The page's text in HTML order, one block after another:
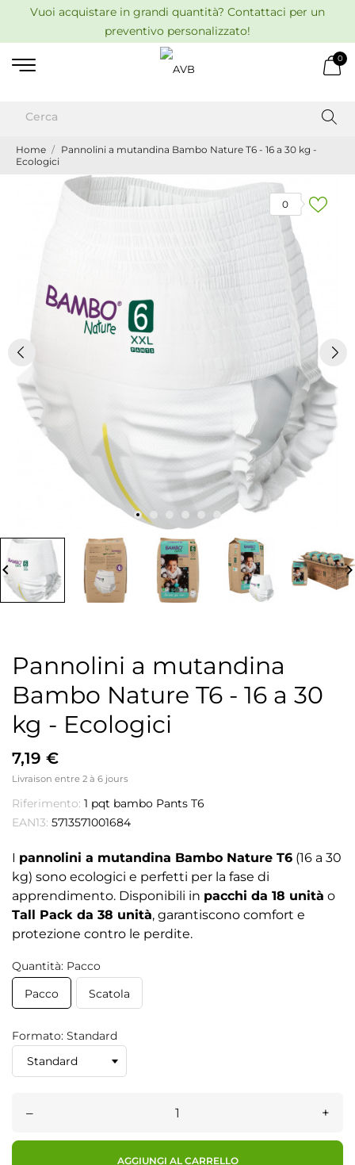
Vuoi acquistare in grandi quantità? Contattaci per un
preventivo personalizzato!
0
Home
Pannolini a mutandina Bambo Nature T6 - 16 a 30 kg -
Ecologici
0
Pannolini a mutandina
Bambo Nature T6 - 16 a 30
kg - Ecologici
7,19 €
Livraison entre 2 à 6 jours
Riferimento: 1 pqt bambo Pants T6
EAN13: 5713571001684
I pannolini a mutandina Bambo Nature T6 (16 a 30
kg) sono ecologici e perfetti per la fase di
apprendimento. Disponibili in pacchi da 18 unità o
Tall Pack da 38 unità, garantiscono comfort e
protezione contro le perdite.
Quantità: Pacco
Pacco
Scatola
Formato: Standard
– +
AGGIUNGI AL CARRELLO